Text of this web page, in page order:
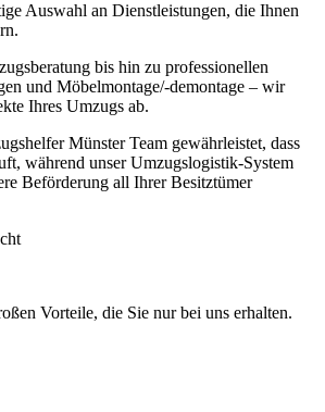
Auswahl an Dienstleistungen, die Ihnen
bis hin zu professionellen
und Möbelmontage/-demontage – wir
Ihres Umzugs ab.
Münster Team gewährleistet, dass
während unser Umzugslogistik-System
Beförderung all Ihrer Besitztümer
Vorteile, die Sie nur bei uns erhalten.